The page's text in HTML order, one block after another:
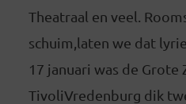
Theatraal en veel.
schuim,laten we dat
17 januari was de Grote
TivoliVredenburg dik